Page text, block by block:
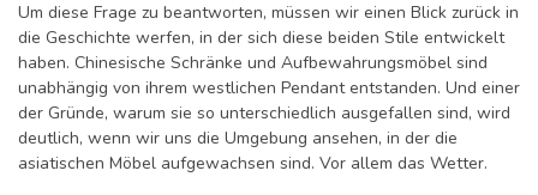
Um diese Frage zu beantworten, müssen wir einen Blick zurück in
die Geschichte werfen, in der sich diese beiden Stile entwickelt
haben. Chinesische Schränke und Aufbewahrungsmöbel sind
unabhängig von ihrem westlichen Pendant entstanden. Und einer
der Gründe, warum sie so unterschiedlich ausgefallen sind, wird
deutlich, wenn wir uns die Umgebung ansehen, in der die
asiatischen Möbel aufgewachsen sind. Vor allem das Wetter.